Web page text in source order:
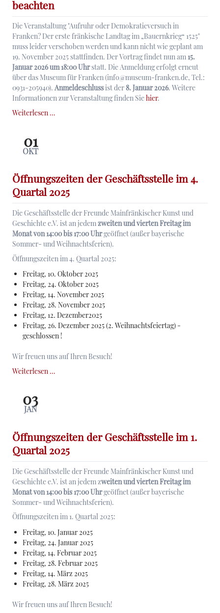
beachten
Die Veranstaltung "Aufruhr oder Demokratieversuch in
Franken? Der erste fränkische Landtag im „Bauernkrieg“ 1525"
muss leider verschoben werden und kann nicht wie geplant am
19. November 2025 stattfinden. Der Vortrag findet nun am15.
Januar 2026um 18:00 Uhrstatt. Die Anmeldung erfolgt erneut
über das Museum für Franken (info@museum-franken.de, Tel.:
0931-205940). Anmeldeschlussist der8. Januar 2026. Weitere
Informationen zur Veranstaltung finden Siehier.
Weiterlesen …Die
Franken?
Der
erste
fränkische
Landtag
im
„Bauernkrieg“
1525"
wird
-
bitte
neues
Datum
beachten
01
OKT
Öffnungszeiten der Geschäftsstelle im 4.
Quartal 2025
Die Geschäftsstelle der Freunde Mainfränkischer Kunst und
Geschichte e.V. ist an jedem zweiten und vierten Freitag im
Monat von 14:00 bis 17:00 Uhrgeöffnet (außer bayerische
Sommer- und Weihnachtsferien).
Öffnungszeiten im 4. Quartal 2025:
Freitag, 10. Oktober 2025
Freitag, 24. Oktober 2025
Freitag, 14. November 2025
Freitag, 28. November 2025
Freitag, 12. Dezember2025
Freitag, 26. Dezember 2025 (2. Weihnachtsfeiertag) -
geschlossen !
Wir freuen uns auf Ihren Besuch!
Weiterlesen …
2025
03
JAN
Öffnungszeiten der Geschäftsstelle im 1.
Quartal 2025
Die Geschäftsstelle der Freunde Mainfränkischer Kunst und
Geschichte e.V. ist an jedem zweiten und vierten Freitag im
Monat von 14:00 bis 17:00 Uhrgeöffnet (außer bayerische
Sommer- und Weihnachtsferien).
Öffnungszeiten im 1. Quartal 2025:
Freitag, 10. Januar 2025
Freitag, 24. Januar 2025
Freitag, 14. Februar 2025
Freitag, 28. Februar 2025
Freitag, 14. März 2025
Freitag, 28. März 2025
Wir freuen uns auf Ihren Besuch!